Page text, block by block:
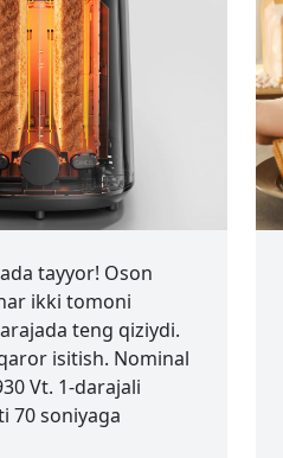
tayyor! Oson
ikki tomoni
teng qiziydi.
isitish. Nominal
Vt. 1-darajali
70 soniyaga